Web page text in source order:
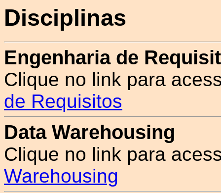
Disciplinas
Engenharia de
Clique no link para
de Requisitos
Data Warehousing
Clique no link para
Warehousing